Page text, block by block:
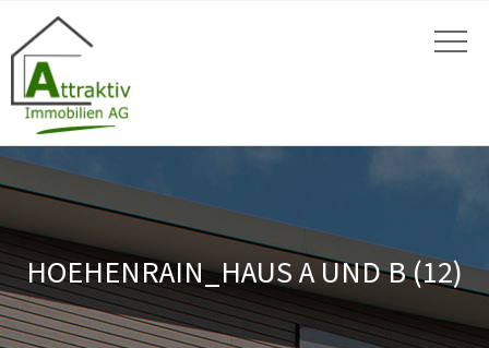
HOEHENRAIN_HAUS A UND B (12)